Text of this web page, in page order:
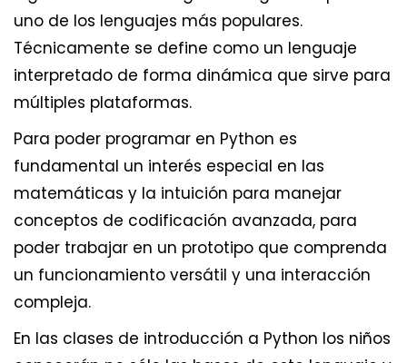
uno de los lenguajes más populares.
Técnicamente se define como un lenguaje
interpretado de forma dinámica que sirve para
múltiples plataformas.
Para poder programar en Python es
fundamental un interés especial en las
matemáticas y la intuición para manejar
conceptos de codificación avanzada, para
poder trabajar en un prototipo que comprenda
un funcionamiento versátil y una interacción
compleja.
En las clases de introducción a Python los niños